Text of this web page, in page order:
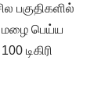
பகுதிகளில்
மழை பெய்ய
டிகிரி